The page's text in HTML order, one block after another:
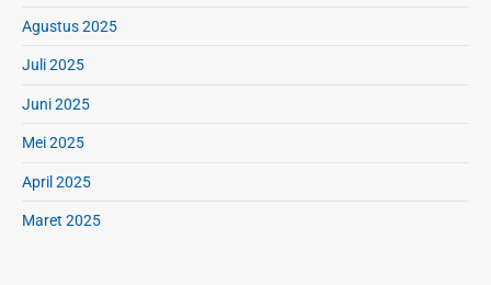
Agustus 2025
Juli 2025
Juni 2025
Mei 2025
April 2025
Maret 2025